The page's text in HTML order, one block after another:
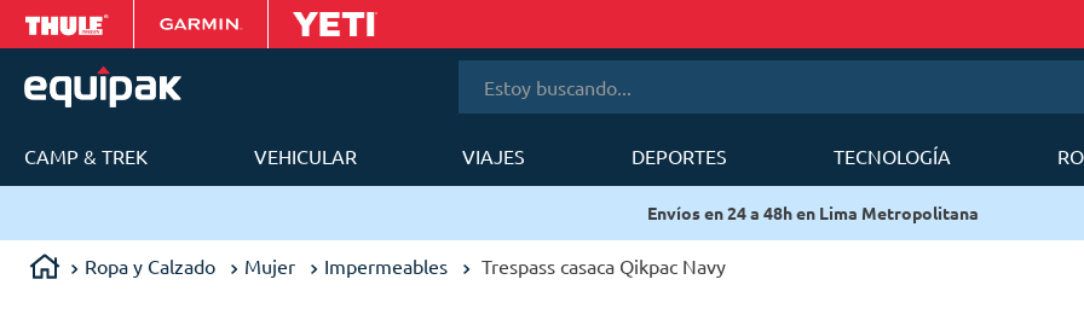
CAMP & TREK VEHICULAR VIAJES DEPORTES TECNOLOGÍA
Envíos en 24 a 48h en Lima Metropolitana
Ropa y Calzado Mujer Impermeables Trespass casaca Qikpac Navy
Términos más buscados
mobi garden
sea to summit